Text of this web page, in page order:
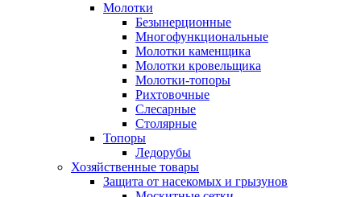
Молотки
Безынерционные
Многофункциональные
Молотки каменщика
Молотки кровельщика
Молотки-топоры
Рихтовочные
Слесарные
Столярные
Топоры
Ледорубы
Хозяйственные товары
Защита от насекомых и грызунов